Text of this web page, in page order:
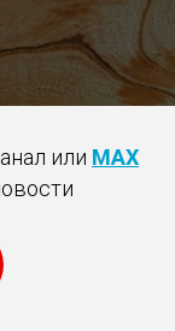
или MAX